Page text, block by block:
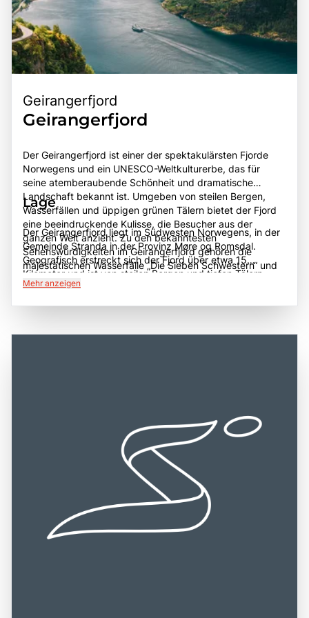
Geirangerfjord
Geirangerfjord
Der Geirangerfjord ist einer der spektakulärsten Fjorde
Norwegens und ein UNESCO-Weltkulturerbe, das für
seine atemberaubende Schönheit und dramatische
Landschaft bekannt ist. Umgeben von steilen Bergen,
Wasserfällen und üppigen grünen Tälern bietet der Fjord
eine beeindruckende Kulisse, die Besucher aus der
ganzen Welt anzieht. Zu den bekanntesten
Sehenswürdigkeiten im Geirangerfjord gehören die
majestätischen Wasserfälle „Die Sieben Schwestern“ und
„Der Freier“, die in die tiefblauen Gewässer stürzen. Der
und Naturliebhaber, die die unberührte Natur und die
Historisch gesehen hat der Geirangerfjord eine lange
Lage
Der Geirangerfjord liegt im Südwesten Norwegens, in der
Gemeinde Stranda in der Provinz Møre og Romsdal.
Geografisch erstreckt sich der Fjord über etwa 15
Kilometer und ist von steilen Bergen und tiefen Tälern
umgeben, die eine dramatische Kulisse bieten. Der Fjord
Nähe zu weiteren Naturwundern macht den
Geirangerfjord zu einem bereichernden Erlebnis für alle,
die die Faszination der norwegischen Natur und Kultur
Mehr anzeigen